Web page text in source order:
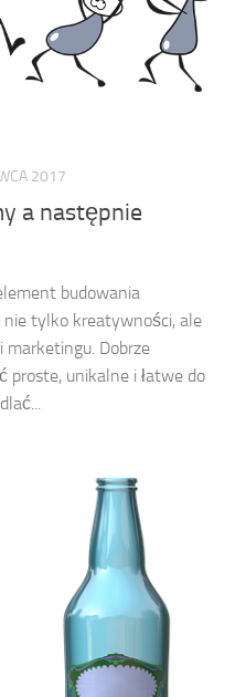
2017
a następnie
budowania
tylko kreatywności, ale
Dobrze
proste, unikalne i łatwe do